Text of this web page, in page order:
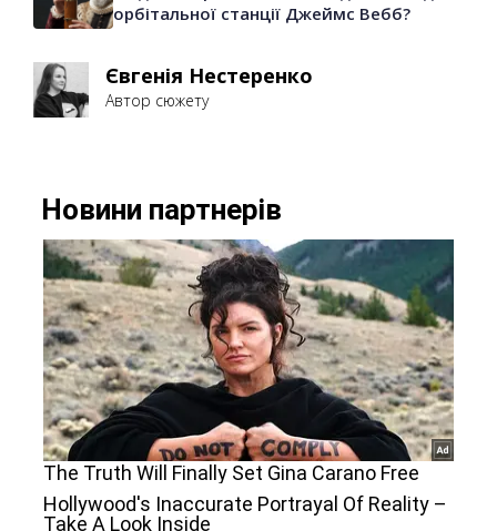
орбітальної станції Джеймс Вебб?
Євгенія Нестеренко
Автор сюжету